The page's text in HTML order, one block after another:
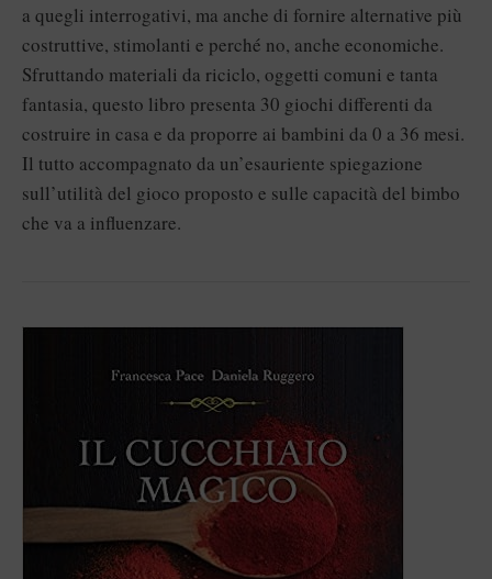
a quegli interrogativi, ma anche di fornire alternative più
costruttive, stimolanti e perché no, anche economiche.
Sfruttando materiali da riciclo, oggetti comuni e tanta
fantasia, questo libro presenta 30 giochi differenti da
costruire in casa e da proporre ai bambini da 0 a 36 mesi.
Il tutto accompagnato da un’esauriente spiegazione
sull’utilità del gioco proposto e sulle capacità del bimbo
che va a influenzare.